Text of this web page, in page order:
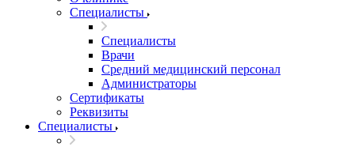
Специалисты
Специалисты
Врачи
Средний медицинский персонал
Администраторы
Сертификаты
Реквизиты
Специалисты